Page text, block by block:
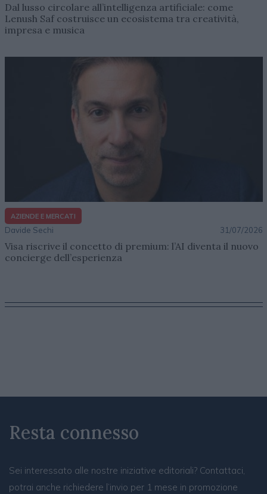
Dal lusso circolare all’intelligenza artificiale: come
Lenush Saf costruisce un ecosistema tra creatività,
impresa e musica
AZIENDE E MERCATI
Davide Sechi 31/07/2026
Visa riscrive il concetto di premium: l’AI diventa il nuovo
concierge dell’esperienza
Resta connesso
Sei interessato alle nostre iniziative editoriali? Contattaci,
potrai anche richiedere l’invio per 1 mese in promozione